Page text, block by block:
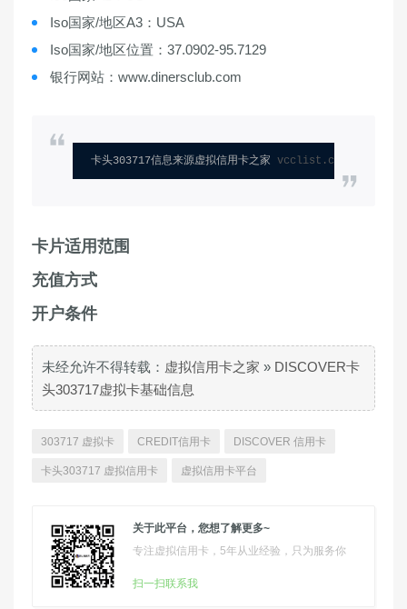
Iso国家/地区A3：USA
Iso国家/地区位置：37.0902-95.7129
银行网站：www.dinersclub.com
卡头303717信息来源虚拟信用卡之家 vcclist.com
卡片适用范围
充值方式
开户条件
未经允许不得转载： 虚拟信用卡之家 » DISCOVER卡
头303717虚拟卡基础信息
303717 虚拟卡 CREDIT信用卡 DISCOVER 信用卡
卡头303717 虚拟信用卡 虚拟信用卡平台
关于此平台，您想了解更多~
专注虚拟信用卡，5年从业经验，只为服务你
扫一扫联系我